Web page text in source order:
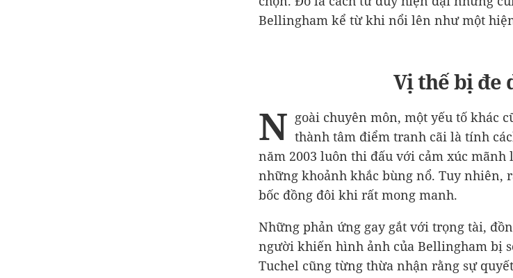
Bellingham kể từ khi nổi lên như một
Vị thế bị đe
N goài chuyên môn, một yếu tố khác
thành tâm điểm tranh cãi là tính
năm 2003 luôn thi đấu với cảm xúc mãnh
những khoảnh khắc bùng nổ. Tuy nhiên,
bốc đồng đôi khi rất mong manh.
Những phản ứng gay gắt với trọng tài,
người khiến hình ảnh của Bellingham bị
Tuchel cũng từng thừa nhận rằng sự